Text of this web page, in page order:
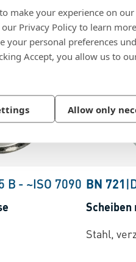
make your experience on
Privacy Policy to learn
your personal preferences
Accept, you allow us to
Allow only
B - ~ISO 7090 BN 721|
Scheiben
Stahl,